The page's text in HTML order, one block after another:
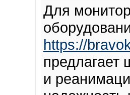
Для
https://
предлагает
и